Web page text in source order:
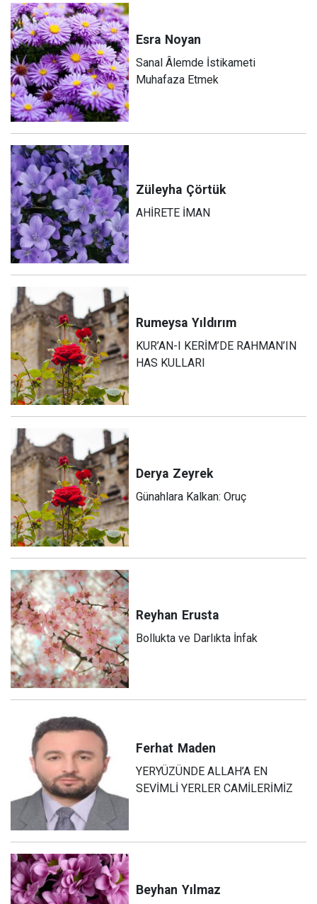
Esra Noyan
Sanal Âlemde İstikameti
Muhafaza Etmek
Züleyha Çörtük
AHİRETE İMAN
Rumeysa Yıldırım
KUR’AN-I KERİM’DE RAHMAN’IN
HAS KULLARI
Derya Zeyrek
Günahlara Kalkan: Oruç
Reyhan Erusta
Bollukta ve Darlıkta İnfak
Ferhat Maden
YERYÜZÜNDE ALLAH’A EN
SEVİMLİ YERLER CAMİLERİMİZ
Beyhan Yılmaz